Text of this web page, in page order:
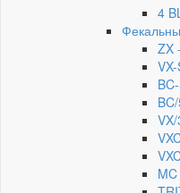
4
ZX